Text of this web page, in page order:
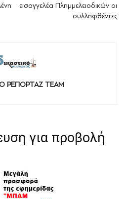
εισαγγελέα Πλημμελειοδικών οι
συλληφθέντες
ΡΕΠΟΡΤΑΖ TEAM
για προβολή